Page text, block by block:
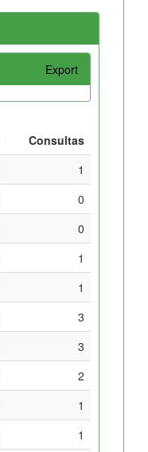
Export
Consultas
1
0
0
1
1
3
3
2
1
1